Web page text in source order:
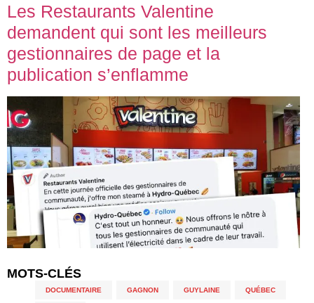
Les Restaurants Valentine
demandent qui sont les meilleurs
gestionnaires de page et la
publication s’enflamme
MOTS-CLÉS
DOCUMENTAIRE GAGNON GUYLAINE QUÉBEC